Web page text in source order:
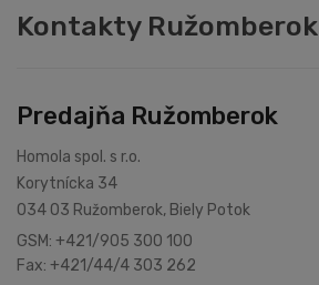
Kontakty Ružomberok
Predajňa Ružomberok
Homola spol. s r.o.
Korytnícka 34
034 03 Ružomberok, Biely Potok
GSM: +421/905 300 100
Fax: +421/44/4 303 262